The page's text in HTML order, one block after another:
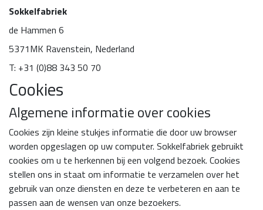
Sokkelfabriek
de Hammen 6
5371MK Ravenstein, Nederland
T: +31 (0)88 343 50 70
Cookies
Algemene informatie over cookies
Cookies zijn kleine stukjes informatie die door uw browser
worden opgeslagen op uw computer. Sokkelfabriek gebruikt
cookies om u te herkennen bij een volgend bezoek. Cookies
stellen ons in staat om informatie te verzamelen over het
gebruik van onze diensten en deze te verbeteren en aan te
passen aan de wensen van onze bezoekers.